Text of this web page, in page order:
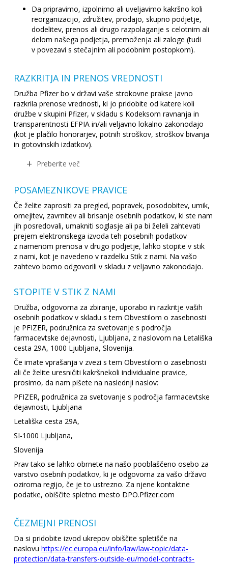
Da pripravimo, izpolnimo ali uveljavimo kakršno koli
reorganizacijo, združitev, prodajo, skupno podjetje,
dodelitev, prenos ali drugo razpolaganje s celotnim ali
delom našega podjetja, premoženja ali zaloge (tudi
v povezavi s stečajnim ali podobnim postopkom).
RAZKRITJA IN PRENOS VREDNOSTI
Družba Pfizer bo v državi vaše strokovne prakse javno
razkrila prenose vrednosti, ki jo pridobite od katere koli
družbe v skupini Pfizer, v skladu s Kodeksom ravnanja in
transparentnosti EFPIA in/ali veljavno lokalno zakonodajo
(kot je plačilo honorarjev, potnih stroškov, stroškov bivanja
in gotovinskih izdatkov).
Preberite več
POSAMEZNIKOVE PRAVICE
Če želite zaprositi za pregled, popravek, posodobitev, umik,
omejitev, zavrnitev ali brisanje osebnih podatkov, ki ste nam
jih posredovali, umakniti soglasje ali pa bi želeli zahtevati
prejem elektronskega izvoda teh posebnih podatkov
z namenom prenosa v drugo podjetje, lahko stopite v stik
z nami, kot je navedeno v razdelku Stik z nami. Na vašo
zahtevo bomo odgovorili v skladu z veljavno zakonodajo.
STOPITE V STIK Z NAMI
Družba, odgovorna za zbiranje, uporabo in razkritje vaših
osebnih podatkov v skladu s tem Obvestilom o zasebnosti
je PFIZER, podružnica za svetovanje s področja
farmacevtske dejavnosti, Ljubljana, z naslovom na Letališka
cesta 29A, 1000 Ljubljana, Slovenija.
Če imate vprašanja v zvezi s tem Obvestilom o zasebnosti
ali če želite uresničiti kakršnekoli individualne pravice,
prosimo, da nam pišete na naslednji naslov:
PFIZER, podružnica za svetovanje s področja farmacevtske
dejavnosti, Ljubljana
Letališka cesta 29A,
SI-1000 Ljubljana,
Slovenija
Prav tako se lahko obrnete na našo pooblaščeno osebo za
varstvo osebnih podatkov, ki je odgovorna za vašo državo
oziroma regijo, če je to ustrezno. Za njene kontaktne
podatke, obiščite spletno mesto DPO.Pfizer.com
ČEZMEJNI PRENOSI
Da si pridobite izvod ukrepov obiščite spletišče na
naslovuhttps://ec.europa.eu/info/law/law-topic/data-
protection/data-transfers-outside-eu/model-contracts-